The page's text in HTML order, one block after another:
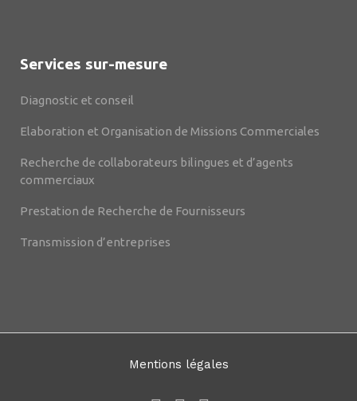
Services sur-mesure
Diagnostic et conseil
Elaboration et Organisation de Missions Commerciales
Recherche de collaborateurs bilingues et d’agents
commerciaux
Prestation de Recherche de Fournisseurs
Transmission d’entreprises
Mentions légales